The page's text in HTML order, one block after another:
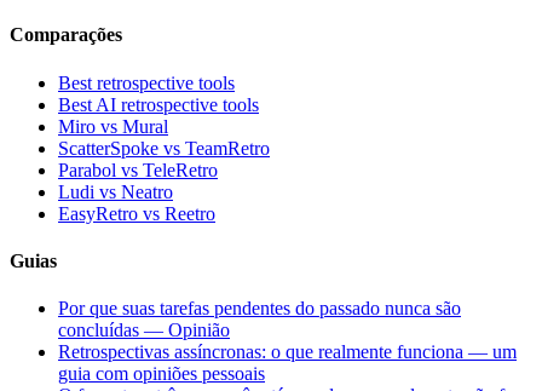
Comparações
Best retrospective tools
Best AI retrospective tools
Miro vs Mural
ScatterSpoke vs TeamRetro
Parabol vs TeleRetro
Ludi vs Neatro
EasyRetro vs Reetro
Guias
Por que suas tarefas pendentes do passado nunca são
concluídas — Opinião
Retrospectivas assíncronas: o que realmente funciona — um
guia com opiniões pessoais